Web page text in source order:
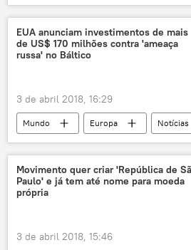
Notícias
Salisbury
Donald Trump
Vladimir Putin
Sergei Skripal
diplomacia
EUA anunciam investimentos de mais
de US$ 170 milhões contra 'ameaça
russa' no Báltico
3 de abril 2018, 16:29
Mundo Europa
Notícias
Países Bálticos
Lituânia
Estônia
Donald Trump
Raimonds Vejonis
Kersti Kaljulaid
Movimento quer criar 'República de
Paulo' e já tem até nome para moeda
própria
3 de abril 2018, 15:46